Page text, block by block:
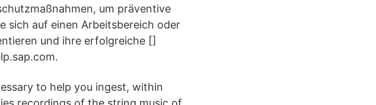
um präventive
sich auf einen Arbeitsbereich oder
und ihre erfolgreiche []
to help you ingest, within